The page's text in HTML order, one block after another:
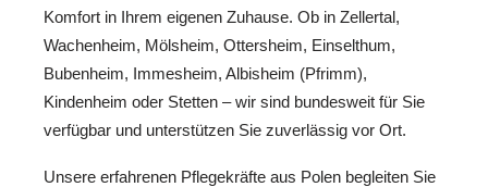
Komfort in Ihrem eigenen Zuhause. Ob in Zellertal,
Wachenheim, Mölsheim, Ottersheim, Einselthum,
Bubenheim, Immesheim, Albisheim (Pfrimm),
Kindenheim oder Stetten – wir sind bundesweit für Sie
verfügbar und unterstützen Sie zuverlässig vor Ort.
Unsere erfahrenen Pflegekräfte aus Polen begleiten Sie